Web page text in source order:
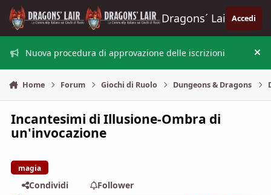
Vai al contenuto
Dragons´ Lair Accedi
Nuova procedura di approvazione delle iscrizioni
Home Forum Giochi di Ruolo Dungeons & Dragons
Incantesimi di Illusione-Ombra di
un'invocazione
magia
Condividi
Follower